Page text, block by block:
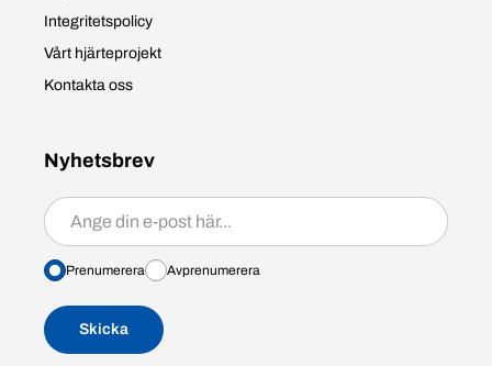
Integritetspolicy
Vårt hjärteprojekt
Kontakta oss
Nyhetsbrev
Prenumerera/avprenumerera
Prenumerera Avprenumerera
Skicka